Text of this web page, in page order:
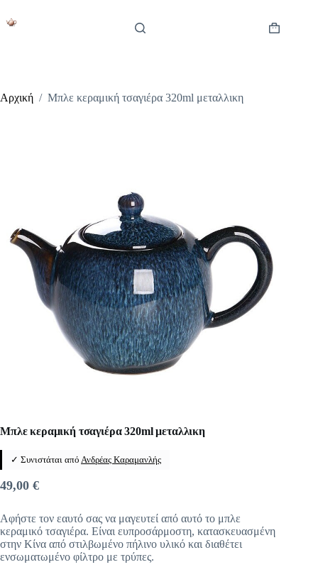
στο
Καλάθι
Αρχική / Μπλε κεραμική τσαγιέρα 320ml μεταλλικη
Μπλε κεραμική τσαγιέρα 320ml μεταλλικη
✓ Συνιστάται από Ανδρέας Καραμανλής
49,00 €
Αφήστε τον εαυτό σας να μαγευτεί από αυτό το μπλε
κεραμικό τσαγιέρα. Είναι ευπροσάρμοστη, κατασκευασμένη
στην Κίνα από στιλβωμένο πήλινο υλικό και διαθέτει
ενσωματωμένο φίλτρο με τρύπες.